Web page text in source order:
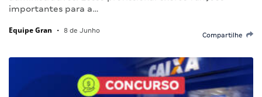
importantes para a…
Equipe Gran • 8 de Junho
Compartilhe